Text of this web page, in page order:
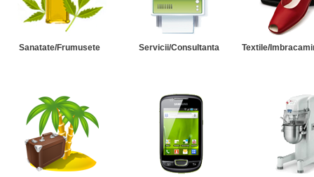
Sanatate/Frumusete Servicii/Consultanta Textile/